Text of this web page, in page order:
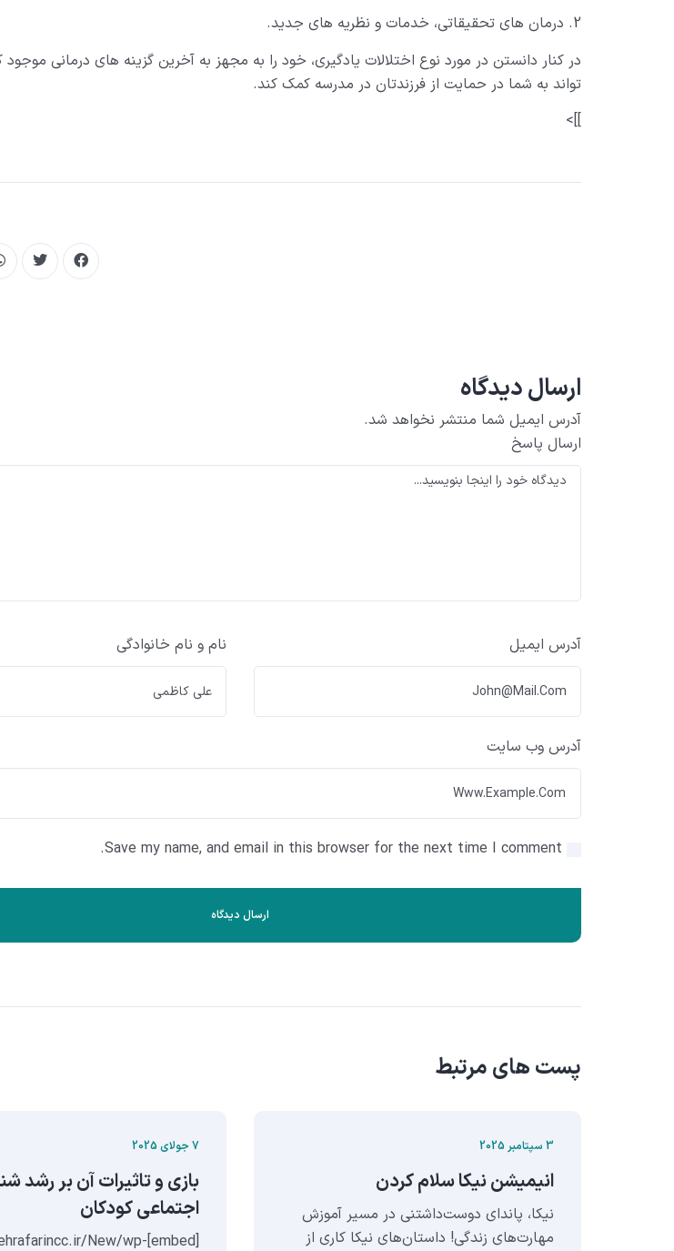
2. درمان های تحقیقاتی، خدمات و نظریه های جدید.
در کنار دانستن در مورد نوع اختلالات یادگیری، خود را به مجهز به آخرین گزینه های درمانی
تواند به شما در حمایت از فرزندتان در مدرسه کمک کند.
]]>
ارسال دیدگاه
آدرس ایمیل شما منتشر نخواهد شد.
ارسال پاسخ
نام و نام خانوادگی آدرس ایمیل
آدرس وب سایت
Save my name, and email in this browser for the next time I comment.
پست های مرتبط
3 سپتامبر 2025
انيميشن نيکا سلام کردن
نیکا، پاندای دوست‌داشتنی در مسیر آموزش
مهارت‌های زندگی! داستان‌های نیکا کاری از
7 جولای 2025
بازی و تاثیرات آن بر رشد
اجتماعی کودکان
mehrafarincc.ir/New/wp-